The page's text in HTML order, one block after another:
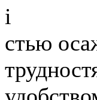
i
стью